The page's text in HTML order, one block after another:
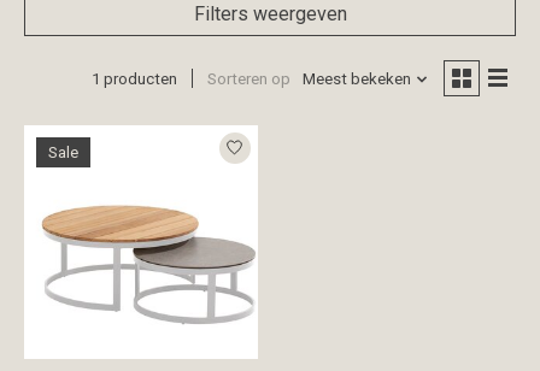
Filters weergeven
1 producten Sorteren op Meest bekeken
Sale